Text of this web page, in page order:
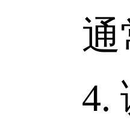
通常
4. 调